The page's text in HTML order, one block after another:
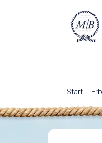
Start